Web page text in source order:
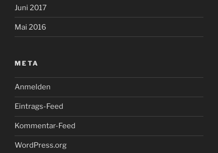
Juni 2017
Mai 2016
META
Anmelden
Eintrags-Feed
Kommentar-Feed
WordPress.org